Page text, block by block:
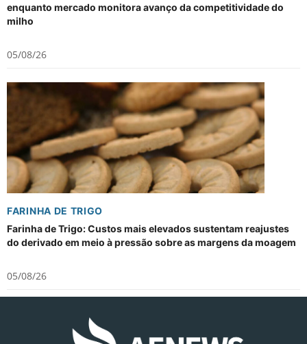
enquanto mercado monitora avanço da competitividade do
milho
05/08/26
FARINHA DE TRIGO
Farinha de Trigo: Custos mais elevados sustentam reajustes
do derivado em meio à pressão sobre as margens da moagem
05/08/26